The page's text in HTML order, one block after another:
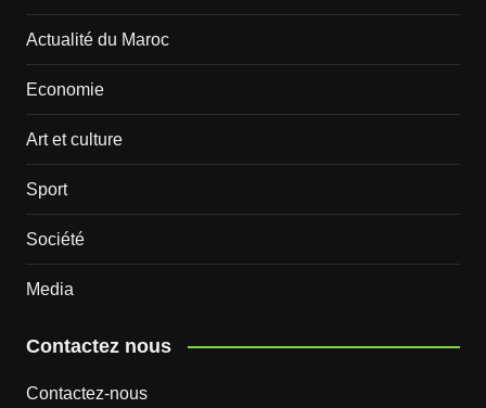
Actualité du Maroc
Economie
Art et culture
Sport
Société
Media
Contactez nous
Contactez-nous